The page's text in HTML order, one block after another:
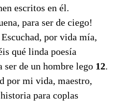
en él.
para ser de ciego!
por vida mía,
poesía
hombre lego 12.
mi vida, maestro,
para coplas